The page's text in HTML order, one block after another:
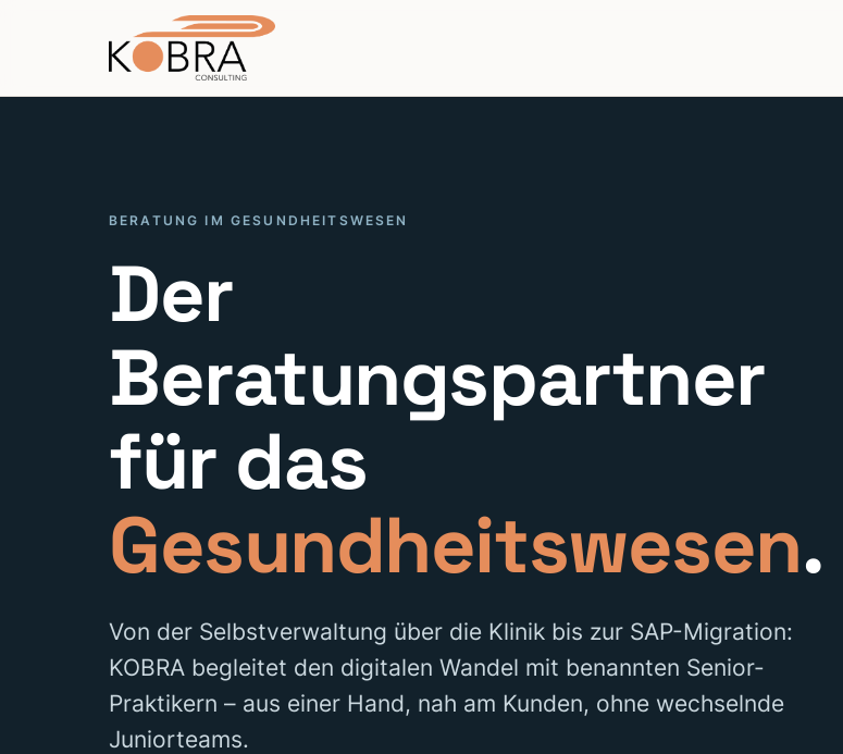
BERATUNG IM GESUNDHEITSWESEN
Der
Beratungspartner
für das
Gesundheitswesen.
Von der Selbstverwaltung über die Klinik bis zur SAP-Migration:
KOBRA begleitet den digitalen Wandel mit benannten Senior-
Praktikern – aus einer Hand, nah am Kunden, ohne wechselnde
Juniorteams.